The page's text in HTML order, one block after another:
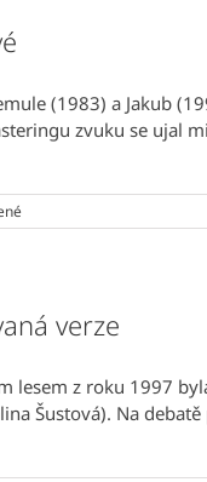
by
Jana
(1983) a Jakub
zvuku se ujal
u
textu
dvou
filmů
Ševčíkové
verze
z roku 1997
Šustová). Na